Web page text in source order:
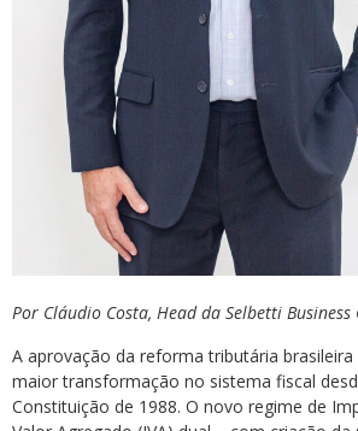
Por Cláudio Costa, Head da Selbetti Business
A aprovação da reforma tributária brasileira
maior transformação no sistema fiscal
Constituição de 1988. O novo regime de